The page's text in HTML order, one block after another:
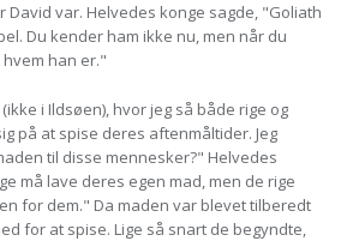
David var. Helvedes konge sagde, "Goliath
Du kender ham ikke nu, men når du
han er."
i Ildsøen), hvor jeg så både rige og
på at spise deres aftenmåltider. Jeg
til disse mennesker?" Helvedes
må lave deres egen mad, men de rige
for dem." Da maden var blevet tilberedt
for at spise. Lige så snart de begyndte,